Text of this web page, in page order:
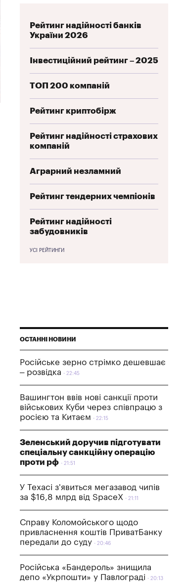
Рейтинг надійності банків
України 2026
Інвестиційний рейтинг – 2025
ТОП 200 компаній
Рейтинг криптобірж
Рейтинг надійності страхових
компаній
Аграрний незламний
Рейтинг тендерних чемпіонів
Рейтинг надійності
забудовників
УСІ РЕЙТИНГИ
ОСТАННІ НОВИНИ
Російське зерно стрімко дешевшає
– розвідка
22:45
Вашингтон ввів нові санкції проти
військових Куби через співпрацю з
росією та Китаєм
22:15
Зеленський доручив підготувати
спеціальну санкційну операцію
проти рф
21:51
У Техасі з'явиться мегазавод чипів
за $16,8 млрд від SpaceX
21:11
Справу Коломойського щодо
привласнення коштів ПриватБанку
передали до суду
20:46
Російська «Бандероль» знищила
депо «Укрпошти» у Павлограді
20:13